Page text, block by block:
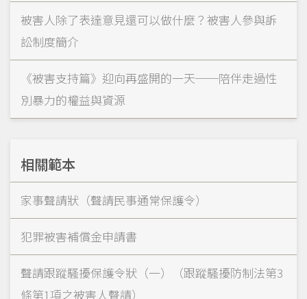
被害人除了表達意見還可以做什麼？被害人參與訴
訟制度簡介
《被害支持篇》迎向再盛開的一天──陪伴走過性
別暴力的權益與資源
相關範本
家事聲請狀（聲請民事通常保護令）
犯罪被害補償金申請書
聲請跟蹤騷擾保護令狀（一）（跟蹤騷擾防制法第3
條第1項之被害人聲請）